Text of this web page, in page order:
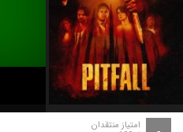
امتیاز منتقدان